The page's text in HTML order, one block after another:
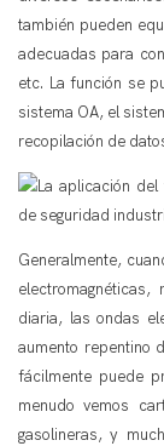
también pueden
adecuadas para
etc. La función se
sistema OA, el
recopilación de
Generalmente,
diaria, las ondas
aumento repentino
fácilmente puede
menudo vemos
gasolineras, y